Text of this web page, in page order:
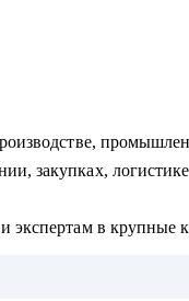
закупках,
экспертам в крупные